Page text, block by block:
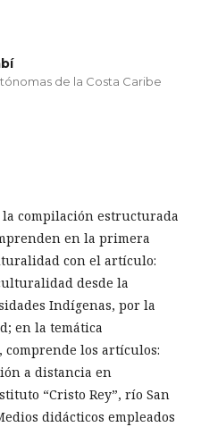
de la Costa Caribe
la compilación estructurada
en la primera
con el artículo:
desde la
Indígenas, por la
en la temática
comprende los artículos:
a distancia en
“Cristo Rey”, río San
didácticos empleados